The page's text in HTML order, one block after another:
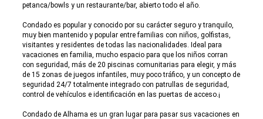
petanca/bowls y un restaurante/bar, abierto todo el año.
Condado es popular y conocido por su carácter seguro y tranquilo,
muy bien mantenido y popular entre familias con niños, golfistas,
visitantes y residentes de todas las nacionalidades. Ideal para
vacaciones en familia, mucho espacio para que los niños corran
con seguridad, más de 20 piscinas comunitarias para elegir, y más
de 15 zonas de juegos infantiles, muy poco tráfico, y un concepto de
seguridad 24/7 totalmente integrado con patrullas de seguridad,
control de vehículos e identificación en las puertas de acceso.¡
Condado de Alhama es un gran lugar para pasar sus vacaciones en